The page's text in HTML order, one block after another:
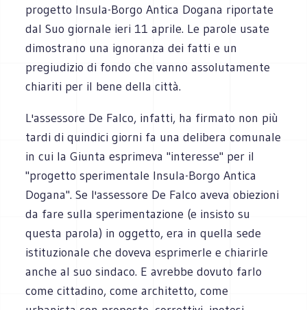
progetto Insula-Borgo Antica Dogana riportate
dal Suo giornale ieri 11 aprile. Le parole usate
dimostrano una ignoranza dei fatti e un
pregiudizio di fondo che vanno assolutamente
chiariti per il bene della città.
L'assessore De Falco, infatti, ha firmato non più
tardi di quindici giorni fa una delibera comunale
in cui la Giunta esprimeva "interesse" per il
"progetto sperimentale Insula-Borgo Antica
Dogana". Se l'assessore De Falco aveva obiezioni
da fare sulla sperimentazione (e insisto su
questa parola) in oggetto, era in quella sede
istituzionale che doveva esprimerle e chiarirle
anche al suo sindaco. E avrebbe dovuto farlo
come cittadino, come architetto, come